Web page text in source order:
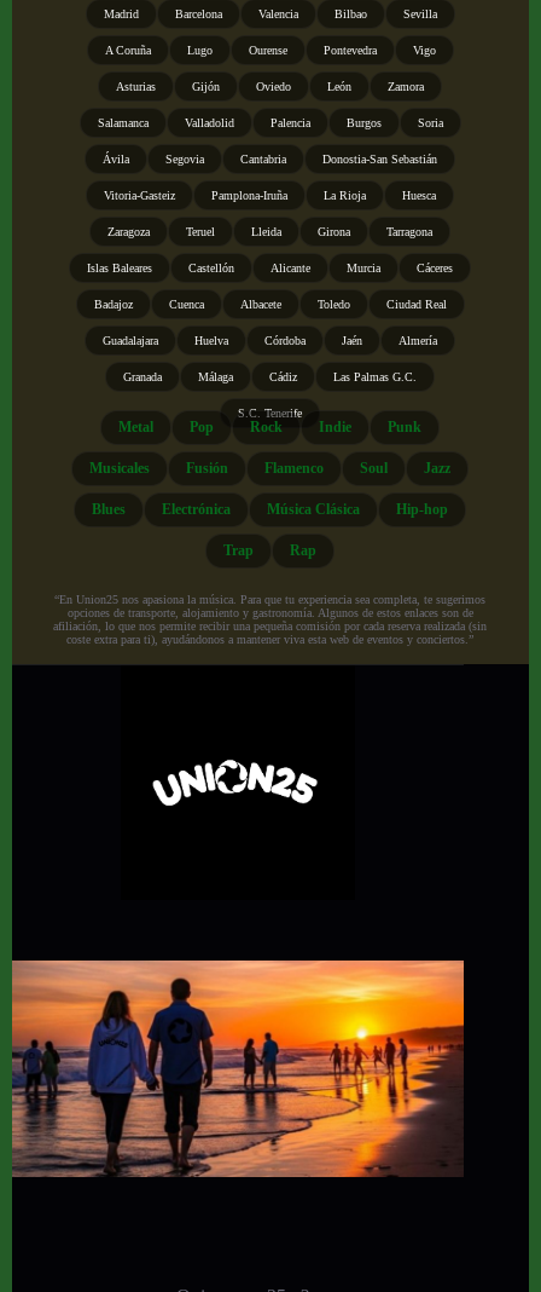
Madrid Barcelona Valencia Bilbao Sevilla
A Coruña Lugo Ourense Pontevedra Vigo
Asturias Gijón Oviedo León Zamora
Salamanca Valladolid Palencia Burgos Soria
Ávila Segovia Cantabria Donostia-San Sebastián
Vitoria-Gasteiz Pamplona-Iruña La Rioja Huesca
Zaragoza Teruel Lleida Girona Tarragona
Islas Baleares Castellón Alicante Murcia Cáceres
Badajoz Cuenca Albacete Toledo Ciudad Real
Guadalajara Huelva Córdoba Jaén Almería
Granada Málaga Cádiz Las Palmas G.C.
S.C. Tenerife
Metal Pop Rock Indie Punk
Musicales Fusión Flamenco Soul Jazz
Blues Electrónica Música Clásica Hip-hop
Trap Rap
“En Union25 nos apasiona la música. Para que tu experiencia sea completa, te sugerimos
opciones de transporte, alojamiento y gastronomía. Algunos de estos enlaces son de
afiliación, lo que nos permite recibir una pequeña comisión por cada reserva realizada (sin
coste extra para ti), ayudándonos a mantener viva esta web de eventos y conciertos.”